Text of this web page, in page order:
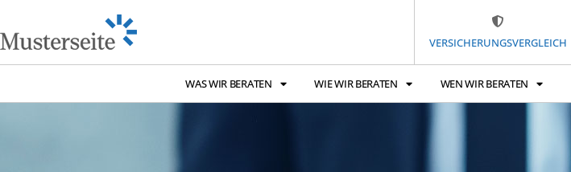
VERSICHERUNGSVERGLEICH
WAS WIR BERATEN WIE WIR BERATEN WEN WIR BERATEN